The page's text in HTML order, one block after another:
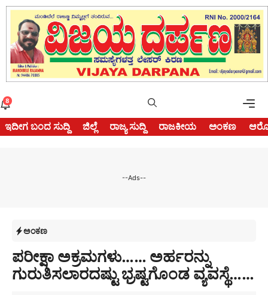
Skip
content
8
ಇದೀಗ ಬಂದ ಸುದ್ದಿ ಜಿಲ್ಲೆ ರಾಜ್ಯ ಸುದ್ದಿ ರಾಜಕೀಯ ಅಂಕಣ
--Ads--
ಅಂಕಣ
ಪರೀಕ್ಷಾ ಅಕ್ರಮಗಳು…… ಅರ್ಹರನ್ನು
ಗುರುತಿಸಲಾರದಷ್ಟು ಭ್ರಷ್ಟಗೊಂಡ ವ್ಯವಸ್ಥೆ……